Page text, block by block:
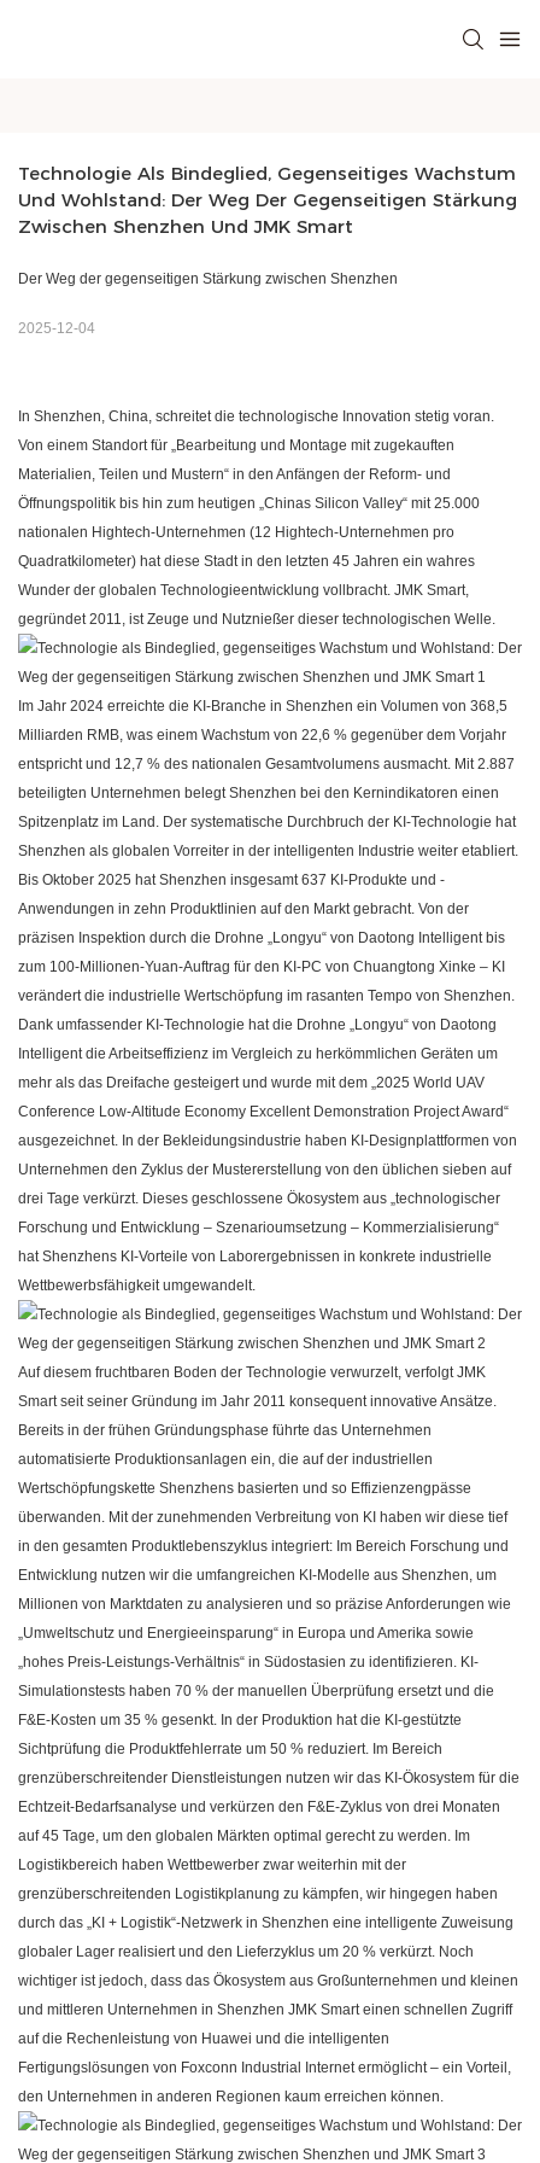
Technologie Als Bindeglied, Gegenseitiges Wachstum
Und Wohlstand: Der Weg Der Gegenseitigen Stärkung
Zwischen Shenzhen Und JMK Smart
Der Weg der gegenseitigen Stärkung zwischen Shenzhen
2025-12-04
In Shenzhen, China, schreitet die technologische Innovation stetig voran.
Von einem Standort für „Bearbeitung und Montage mit zugekauften
Materialien, Teilen und Mustern“ in den Anfängen der Reform- und
Öffnungspolitik bis hin zum heutigen „Chinas Silicon Valley“ mit 25.000
nationalen Hightech-Unternehmen (12 Hightech-Unternehmen pro
Quadratkilometer) hat diese Stadt in den letzten 45 Jahren ein wahres
Wunder der globalen Technologieentwicklung vollbracht. JMK Smart,
gegründet 2011, ist Zeuge und Nutznießer dieser technologischen Welle.
Im Jahr 2024 erreichte die KI-Branche in Shenzhen ein Volumen von 368,5
Milliarden RMB, was einem Wachstum von 22,6 % gegenüber dem Vorjahr
entspricht und 12,7 % des nationalen Gesamtvolumens ausmacht. Mit 2.887
beteiligten Unternehmen belegt Shenzhen bei den Kernindikatoren einen
Spitzenplatz im Land. Der systematische Durchbruch der KI-Technologie hat
Shenzhen als globalen Vorreiter in der intelligenten Industrie weiter etabliert.
Bis Oktober 2025 hat Shenzhen insgesamt 637 KI-Produkte und -
Anwendungen in zehn Produktlinien auf den Markt gebracht. Von der
präzisen Inspektion durch die Drohne „Longyu“ von Daotong Intelligent bis
zum 100-Millionen-Yuan-Auftrag für den KI-PC von Chuangtong Xinke – KI
verändert die industrielle Wertschöpfung im rasanten Tempo von Shenzhen.
Dank umfassender KI-Technologie hat die Drohne „Longyu“ von Daotong
Intelligent die Arbeitseffizienz im Vergleich zu herkömmlichen Geräten um
mehr als das Dreifache gesteigert und wurde mit dem „2025 World UAV
Conference Low-Altitude Economy Excellent Demonstration Project Award“
ausgezeichnet. In der Bekleidungsindustrie haben KI-Designplattformen von
Unternehmen den Zyklus der Mustererstellung von den üblichen sieben auf
drei Tage verkürzt. Dieses geschlossene Ökosystem aus „technologischer
Forschung und Entwicklung – Szenarioumsetzung – Kommerzialisierung“
hat Shenzhens KI-Vorteile von Laborergebnissen in konkrete industrielle
Wettbewerbsfähigkeit umgewandelt.
Auf diesem fruchtbaren Boden der Technologie verwurzelt, verfolgtJMK
Smartseit seiner Gründung im Jahr 2011 konsequent innovative Ansätze.
Bereits in der frühen Gründungsphase führte das Unternehmen
automatisierte Produktionsanlagen ein, die auf der industriellen
Wertschöpfungskette Shenzhens basierten und so Effizienzengpässe
überwanden. Mit der zunehmenden Verbreitung von KI haben wir diese tief
in den gesamten Produktlebenszyklus integriert: Im Bereich Forschung und
Entwicklung nutzen wir die umfangreichen KI-Modelle aus Shenzhen, um
Millionen von Marktdaten zu analysieren und so präzise Anforderungen wie
„Umweltschutz und Energieeinsparung“ in Europa und Amerika sowie
„hohes Preis-Leistungs-Verhältnis“ in Südostasien zu identifizieren. KI-
Simulationstests haben 70 % der manuellen Überprüfung ersetzt und die
F&E-Kosten um 35 % gesenkt. In der Produktion hat die KI-gestützte
Sichtprüfung die Produktfehlerrate um 50 % reduziert. Im Bereich
grenzüberschreitender Dienstleistungen nutzen wir das KI-Ökosystem für die
Echtzeit-Bedarfsanalyse und verkürzen den F&E-Zyklus von drei Monaten
auf 45 Tage, um den globalen Märkten optimal gerecht zu werden. Im
Logistikbereich haben Wettbewerber zwar weiterhin mit der
grenzüberschreitenden Logistikplanung zu kämpfen, wir hingegen haben
durch das „KI + Logistik“-Netzwerk in Shenzhen eine intelligente Zuweisung
globaler Lager realisiert und den Lieferzyklus um 20 % verkürzt. Noch
wichtiger ist jedoch, dass das Ökosystem aus Großunternehmen und kleinen
und mittleren Unternehmen in Shenzhen JMK Smarteinen schnellen Zugriff
auf die Rechenleistung von Huawei und die intelligenten
Fertigungslösungen von Foxconn Industrial Internet ermöglicht – ein Vorteil,
den Unternehmen in anderen Regionen kaum erreichen können.